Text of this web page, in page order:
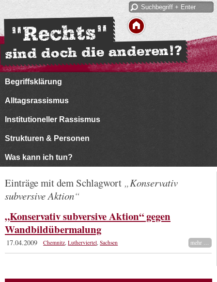
Begriffsklärung
Alltagsrassismus
Institutioneller Rassismus
Strukturen & Personen
Was kann ich tun?
Einträge mit dem Schlagwort
Konservativ
subversive Aktion
„Konservativ subversive Aktion“ gegen
Wandbildübermalung
17.04.2009 Chemnitz ,Lutherviertel ,Sachsen mehr …